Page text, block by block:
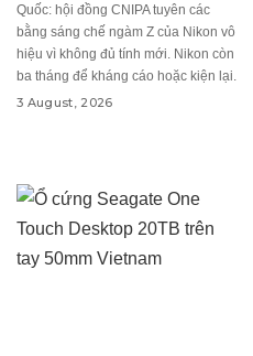
Quốc: hội đồng CNIPA tuyên các
bằng sáng chế ngàm Z của Nikon vô
hiệu vì không đủ tính mới. Nikon còn
ba tháng để kháng cáo hoặc kiện lại.
3 August, 2026